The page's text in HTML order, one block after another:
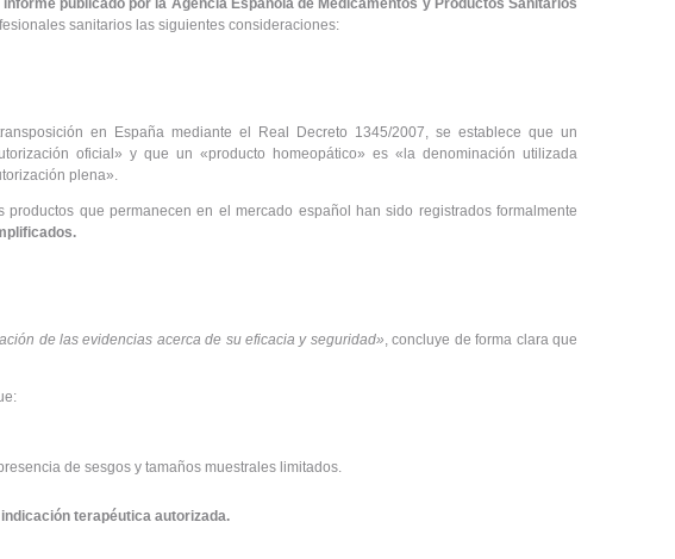
informe publicado por la Agencia Española de Medicamentos y Productos Sanitarios
sanitarios las siguientes consideraciones:
en España mediante el Real Decreto 1345/2007, se establece que un
oficial» y que un «producto homeopático» es «la denominación utilizada
plena».
que permanecen en el mercado español han sido registrados formalmente
de las evidencias acerca de su eficacia y seguridad», concluye de forma clara que
de sesgos y tamaños muestrales limitados.
terapéutica autorizada.